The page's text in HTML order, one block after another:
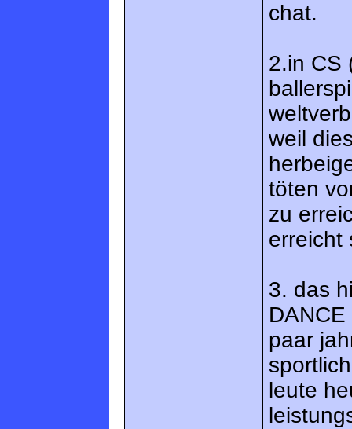
chat.
2.in CS
weil
töten
zu
erreicht
3. das
paar
leute